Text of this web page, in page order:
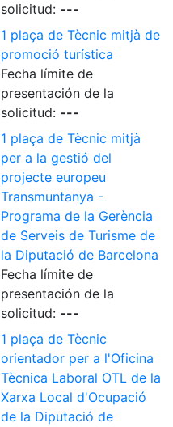
solicitud: ---
1 plaça de Tècnic mitjà de
promoció turística
Fecha límite de
presentación de la
solicitud: ---
1 plaça de Tècnic mitjà
per a la gestió del
projecte europeu
Transmuntanya -
Programa de la Gerència
de Serveis de Turisme de
la Diputació de Barcelona
Fecha límite de
presentación de la
solicitud: ---
1 plaça de Tècnic
orientador per a l'Oficina
Tècnica Laboral OTL de la
Xarxa Local d'Ocupació
de la Diputació de